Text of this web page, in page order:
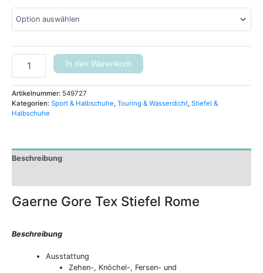
In den Warenkorb
Artikelnummer: 549727
Kategorien: Sport & Halbschuhe, Touring & Wasserdicht, Stiefel &
Halbschuhe
Beschreibung
Gaerne Gore Tex Stiefel Rome
Beschreibung
Ausstattung
Zehen-, Knöchel-, Fersen- und